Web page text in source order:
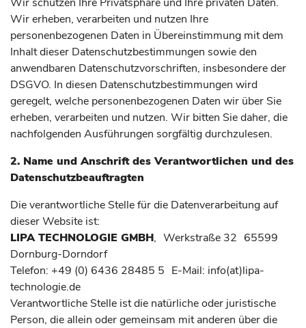
Wir erheben, verarbeiten und nutzen Ihre
personenbezogenen Daten in Übereinstimmung mit dem
Inhalt dieser Datenschutzbestimmungen sowie den
anwendbaren Datenschutzvorschriften, insbesondere der
DSGVO. In diesen Datenschutzbestimmungen wird
geregelt, welche personenbezogenen Daten wir über Sie
erheben, verarbeiten und nutzen. Wir bitten Sie daher, die
nachfolgenden Ausführungen sorgfältig durchzulesen.
2. Name und Anschrift des Verantwortlichen und des
Datenschutzbeauftragten
Die verantwortliche Stelle für die Datenverarbeitung auf
dieser Website ist:
LIPA TECHNOLOGIE GMBH, Werkstraße 32 65599
Dornburg-Dorndorf
Telefon: +49 (0) 6436 28485 5 E-Mail: info(at)lipa-
technologie.de
Verantwortliche Stelle ist die natürliche oder juristische
Person, die allein oder gemeinsam mit anderen über die